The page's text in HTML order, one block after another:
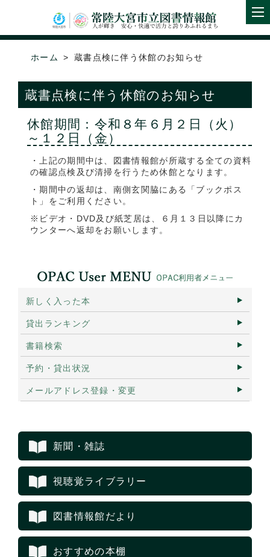
ホーム 蔵書点検に伴う休館のお知らせ
蔵書点検に伴う休館のお知らせ
休館期間：令和８年６月２日（火）
～１２日（金）
・上記の期間中は、図書情報館が所蔵する全ての資料
の確認点検及び清掃を行うため休館となります。
・期間中の返却は、南側玄関脇にある「ブックポス
ト」をご利用ください。
※ビデオ・DVD及び紙芝居は、６月１３日以降にカ
ウンターへ返却をお願いします。
新しく入った本
貸出ランキング
書籍検索
予約・貸出状況
メールアドレス登録・変更
新聞・雑誌
視聴覚ライブラリー
図書情報館だより
おすすめの本棚